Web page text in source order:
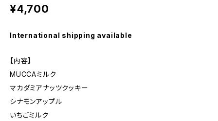
¥4,700
International shipping available
【内容】
MUCCAミルク
マカダミアナッツクッキー
シナモンアップル
いちごミルク